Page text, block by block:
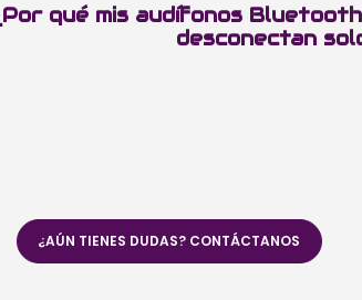
qué mis audífonos
desconectan
¿AÚN TIENES DUDAS? CONTÁCTANOS